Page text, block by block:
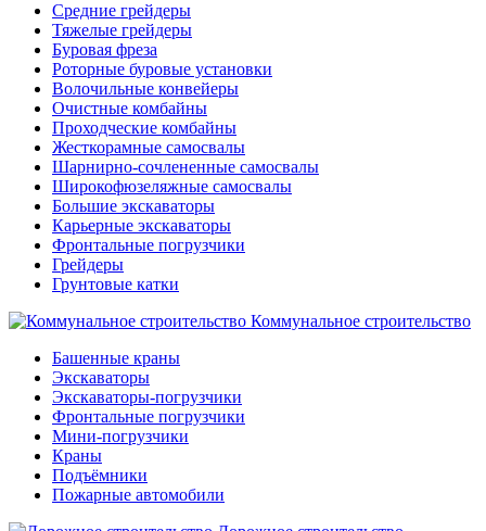
Средние грейдеры
Тяжелые грейдеры
Буровая фреза
Роторные буровые установки
Волочильные конвейеры
Очистные комбайны
Проходческие комбайны
Жесткорамные самосвалы
Шарнирно-сочлененные самосвалы
Широкофюзеляжные самосвалы
Большие экскаваторы
Карьерные экскаваторы
Фронтальные погрузчики
Грейдеры
Грунтовые катки
Коммунальное строительство
Башенные краны
Экскаваторы
Экскаваторы-погрузчики
Фронтальные погрузчики
Мини-погрузчики
Краны
Подъёмники
Пожарные автомобили